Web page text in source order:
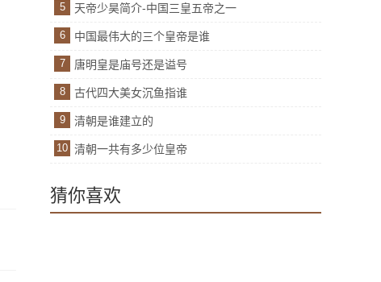
5 天帝少昊简介-中国三皇五帝之一
6 中国最伟大的三个皇帝是谁
7 唐明皇是庙号还是谥号
8 古代四大美女沉鱼指谁
9 清朝是谁建立的
10 清朝一共有多少位皇帝
猜你喜欢